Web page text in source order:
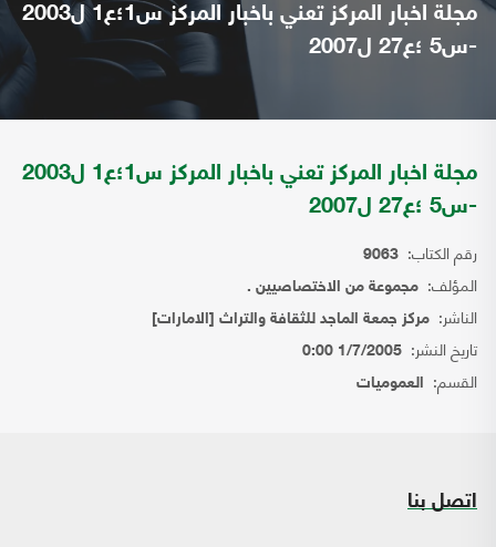
مجلة اخبار المركز تعني باخبار المركز س1؛ع1 ل2003
-س5 ؛ع27 ل2007
مجلة اخبار المركز تعني باخبار المركز س1؛ع1 ل2003
-س5 ؛ع27 ل2007
رقم الكتاب: 9063
المؤلف: مجموعة من الاختصاصيين .
الناشر: مركز جمعة الماجد للثقافة والتراث [الامارات]
تاريخ النشر: 1/7/2005 0:00
القسم: العموميات
اتصل بنا